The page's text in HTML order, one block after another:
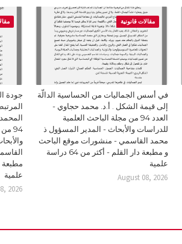
مقالات قانونية
في أسس الجماليات من الحساسية الدالّة
إلى قيمة الشكل . أ.د. محمد حجاوي -
العدد 94 من مجلة الباحث العلمية
للدراسات والأبحاث - المدير المسؤول ذ
محمد القاسمي - منشورات موقع الباحث
و مطبعة دار القلم - أكثر من 64 دراسة
علمية
August 08, 2026
جودة
94
علمية
2026